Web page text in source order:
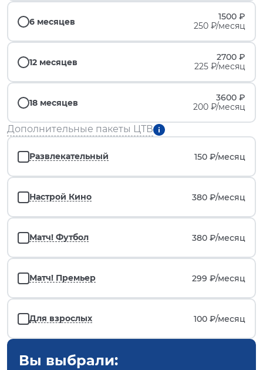
6 месяцев
1500 ₽
250 ₽/месяц
12 месяцев
2700 ₽
225 ₽/месяц
18 месяцев
3600 ₽
200 ₽/месяц
Дополнительные пакеты ЦТВ
Развлекательный 150 ₽/месяц
Настрой Кино 380 ₽/месяц
Матч! Футбол 380 ₽/месяц
Матч! Премьер 299 ₽/месяц
Для взрослых 100 ₽/месяц
Вы выбрали: